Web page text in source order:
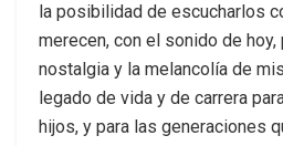
la posibilidad de escucharlos
merecen, con el sonido de
nostalgia y la melancolía de
legado de vida y de carrera
hijos, y para las generaciones